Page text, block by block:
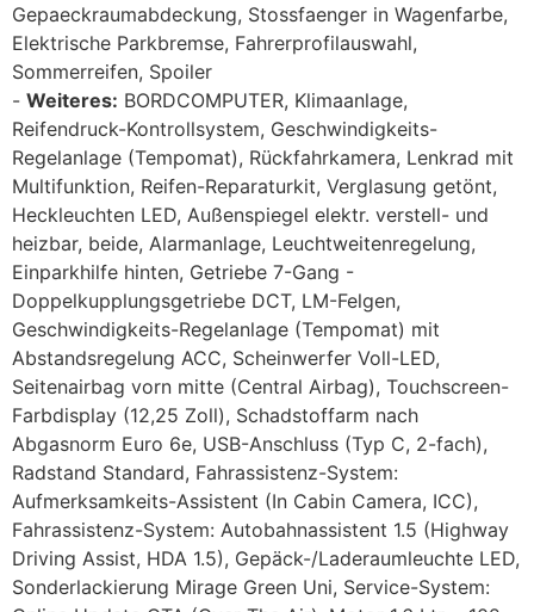
Gepaeckraumabdeckung, Stossfaenger in Wagenfarbe,
Elektrische Parkbremse, Fahrerprofilauswahl,
Sommerreifen, Spoiler
Weiteres: BORDCOMPUTER, Klimaanlage,
Reifendruck-Kontrollsystem, Geschwindigkeits-
Regelanlage (Tempomat), Rückfahrkamera, Lenkrad mit
Multifunktion, Reifen-Reparaturkit, Verglasung getönt,
Heckleuchten LED, Außenspiegel elektr. verstell- und
heizbar, beide, Alarmanlage, Leuchtweitenregelung,
Einparkhilfe hinten, Getriebe 7-Gang -
Doppelkupplungsgetriebe DCT, LM-Felgen,
Geschwindigkeits-Regelanlage (Tempomat) mit
Abstandsregelung ACC, Scheinwerfer Voll-LED,
Seitenairbag vorn mitte (Central Airbag), Touchscreen-
Farbdisplay (12,25 Zoll), Schadstoffarm nach
Abgasnorm Euro 6e, USB-Anschluss (Typ C, 2-fach),
Radstand Standard, Fahrassistenz-System:
Aufmerksamkeits-Assistent (In Cabin Camera, ICC),
Fahrassistenz-System: Autobahnassistent 1.5 (Highway
Driving Assist, HDA 1.5), Gepäck-/Laderaumleuchte LED,
Sonderlackierung Mirage Green Uni, Service-System: